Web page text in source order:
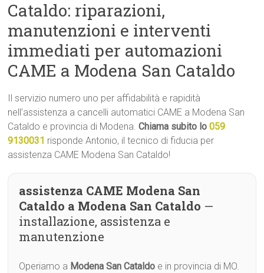
Cataldo: riparazioni,
manutenzioni e interventi
immediati per automazioni
CAME a Modena San Cataldo
Il servizio numero uno per affidabilità e rapidità
nell’assistenza a cancelli automatici CAME a Modena San
Cataldo e provincia di Modena.Chiama subito lo059
9130031 risponde Antonio, il tecnico di fiducia per
assistenza CAME Modena San Cataldo!
assistenza CAME Modena San
Cataldo a Modena San Cataldo —
installazione, assistenza e
manutenzione
Operiamo a Modena San Cataldo e in provincia di MO.